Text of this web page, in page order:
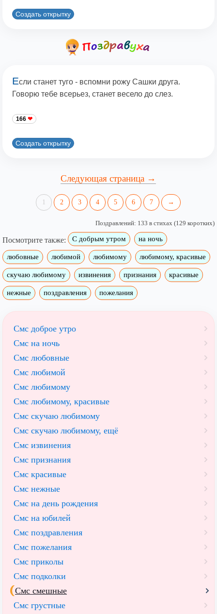
Создать открытку
Если станет туго - вспомни рожу Сашки друга.
Говорю тебе всерьез, станет весело до слез.
166
Создать открытку
Следующая страница →
1 2 3 4 5 6 7 →
Поздравлений: 133 в стихах (129 коротких)
Посмотрите также: С добрым утром на ночь
любовные любимой любимому любимому, красивые
скучаю любимому извинения признания красивые
нежные поздравления пожелания
Смс доброе утро
Смс на ночь
Смс любовные
Смс любимой
Смс любимому
Смс любимому, красивые
Смс скучаю любимому
Смс скучаю любимому, ещё
Смс извинения
Смс признания
Смс красивые
Смс нежные
Смс на день рождения
Смс на юбилей
Смс поздравления
Смс пожелания
Смс приколы
Смс подколки
Смс смешные
Смс грустные